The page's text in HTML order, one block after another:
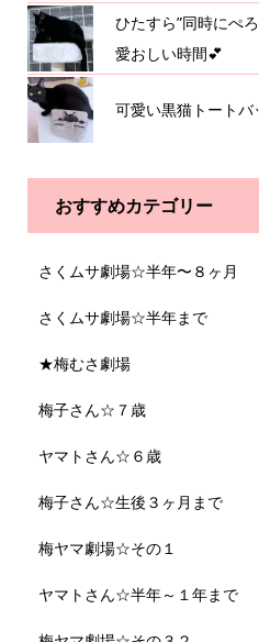
ひたすら”同時にぺ
愛おしい時間💕
可愛い黒猫トートバ
おすすめカテゴリー
さくムサ劇場☆半年〜８ヶ月
さくムサ劇場☆半年まで
★梅むさ劇場
梅子さん☆７歳
ヤマトさん☆６歳
梅子さん☆生後３ヶ月まで
梅ヤマ劇場☆その１
ヤマトさん☆半年～１年まで